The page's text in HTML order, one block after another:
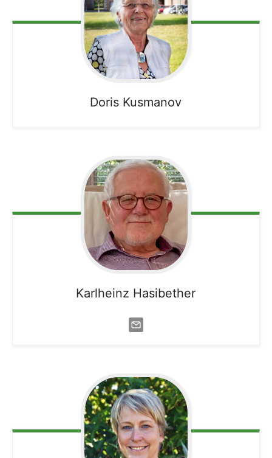
Doris Kusmanov
Karlheinz Hasibether